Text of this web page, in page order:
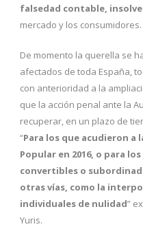
falsedad contable,
mercado y los consumidores.
De momento la querella se
afectados de toda España,
con anterioridad a la
que la acción penal ante la
recuperar, en un plazo de
“Para los que acudieron a
Popular en 2016, o para
convertibles o
otras vías, como la
individuales de nulidad”
Yuris.